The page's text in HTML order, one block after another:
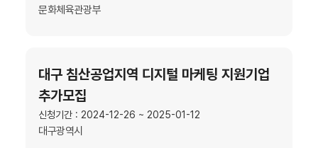
문화체육관광부
대구 침산공업지역 디지털 마케팅 지원기업
추가모집
신청기간 : 2024-12-26 ~ 2025-01-12
대구광역시